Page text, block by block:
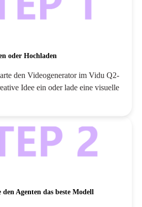
oder Hochladen
den Videogenerator im Vidu Q2-
Idee ein oder lade eine visuelle
Agenten das beste Modell